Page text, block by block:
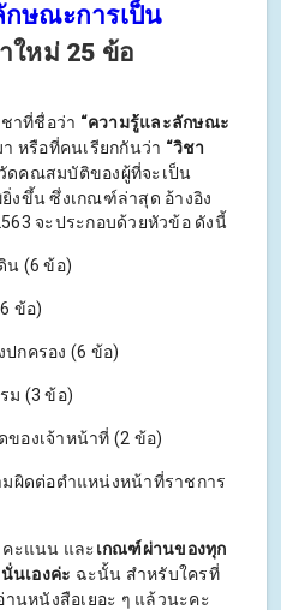
ษณะการเป็น
ใหม่ 25 ข้อ
าที่ชื่อว่า “ความรู้และลักษณะ
หรือที่คนเรียกกันว่า “วิชา
ดคณสมบัติของผู้ที่จะเป็น
งขึ้น ซึ่งเกณฑ์ล่าสุด อ้างอิง
จะประกอบด้วยหัวข้อ ดังนี้
น (6 ข้อ)
ข้อ)
กครอง (6 ข้อ)
ม (3 ข้อ)
ของเจ้าหน้าที่ (2 ข้อ)
ผิดต่อตำแหน่งหน้าที่ราชการ
ะแนน และเกณฑ์ผ่านของทุก
นเองค่ะ ฉะนั้น สำหรับใครที่
านหนังสือเยอะ ๆ แล้วนะคะ